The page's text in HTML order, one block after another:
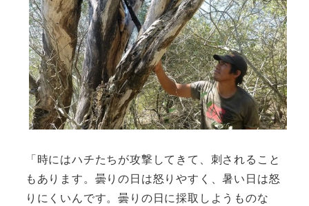
「時にはハチたちが攻撃してきて、刺されること
もあります。曇りの日は怒りやすく、暑い日は怒
りにくいんです。曇りの日に採取しようものな